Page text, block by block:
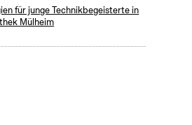
für junge Technikbegeisterte in
Mülheim